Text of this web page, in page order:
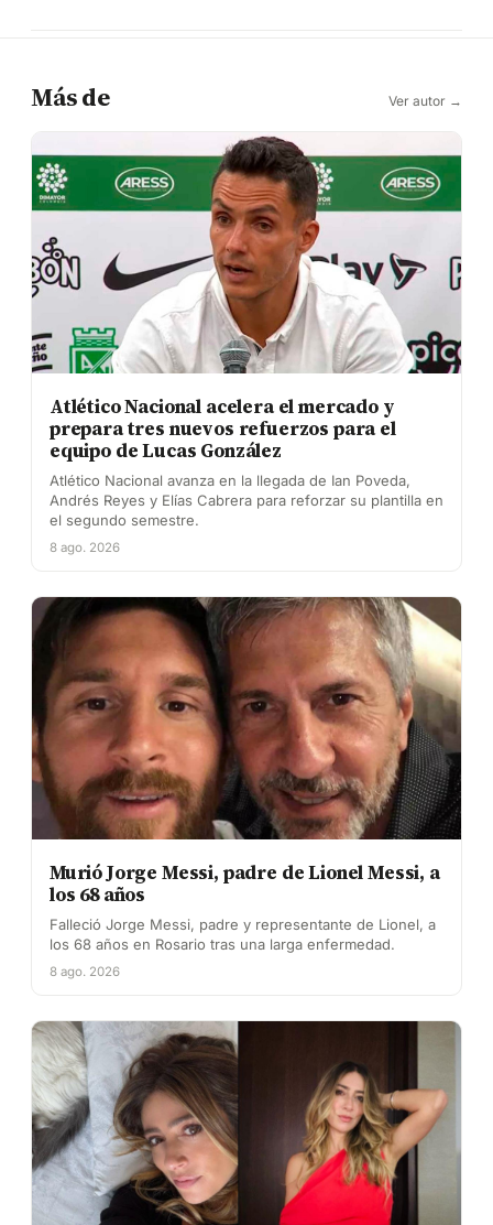
Más de Ver autor →
Atlético Nacional acelera el mercado y
prepara tres nuevos refuerzos para el
equipo de Lucas González
Atlético Nacional avanza en la llegada de Ian Poveda,
Andrés Reyes y Elías Cabrera para reforzar su plantilla en
el segundo semestre.
8 ago. 2026
Murió Jorge Messi, padre de Lionel Messi, a
los 68 años
Falleció Jorge Messi, padre y representante de Lionel, a
los 68 años en Rosario tras una larga enfermedad.
8 ago. 2026